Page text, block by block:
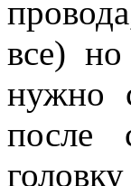
все)
нужно
после